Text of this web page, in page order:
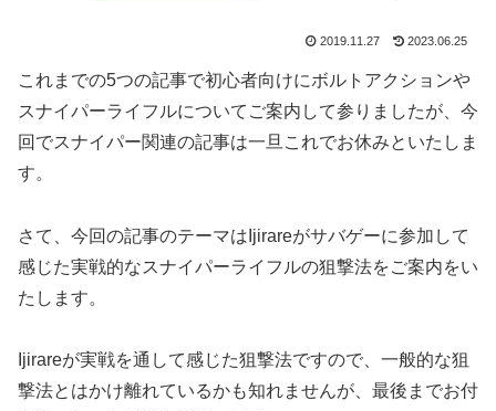
2019.11.27 2023.06.25
これまでの5つの記事で初心者向けにボルトアクションや
スナイパーライフルについてご案内して参りましたが、今
回でスナイパー関連の記事は一旦これでお休みといたしま
す。
さて、今回の記事のテーマはIjirareがサバゲーに参加して
感じた実戦的なスナイパーライフルの狙撃法をご案内をい
たします。
Ijirareが実戦を通して感じた狙撃法ですので、一般的な狙
撃法とはかけ離れているかも知れませんが、最後までお付